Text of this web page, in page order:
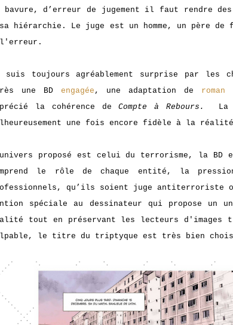
bavure, d’erreur de jugement il faut rendre
hiérarchie. Le juge est un homme, un père
suis toujours agréablement surprise par les
une BD engagée , une adaptation de roman
la cohérence deCompte à Rebours.
La
une fois encore fidèle à la
proposé est celui du terrorisme, la
le rôle de chaque entité, la
qu’ils soient juge antiterroriste
spéciale au dessinateur qui propose un
tout en préservant les lecteurs
le titre du triptyque est très bien